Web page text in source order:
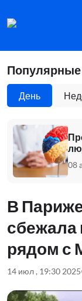
Популярные
День
08
В
сбежала
рядом с
14 июл , 19:30 2025